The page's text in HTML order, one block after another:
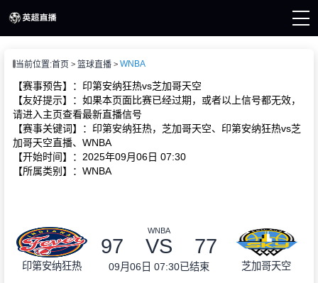
播
闻
当前位置:首页 篮球直播 WNBA
【赛事预告】：印第安纳狂热vs芝加哥天空
【友好提示】：如果本页面比赛已经过期，或者以上信号都无效，
请进入主页查看最新直播信号
【赛事关键词】：印第安纳狂热，芝加哥天空、印第安纳狂热vs芝
加哥天空直播、WNBA
【开始时间】：2025年09月06日 07:30
【所属类别】：WNBA
印第安纳狂热
WNBA
97 VS 77
09月06日 07:30已结束 芝加哥天空